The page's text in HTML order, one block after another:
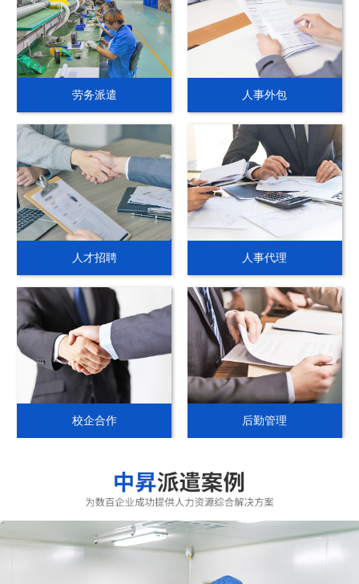
劳务派遣 人事外包
人才招聘 人事代理
校企合作 后勤管理